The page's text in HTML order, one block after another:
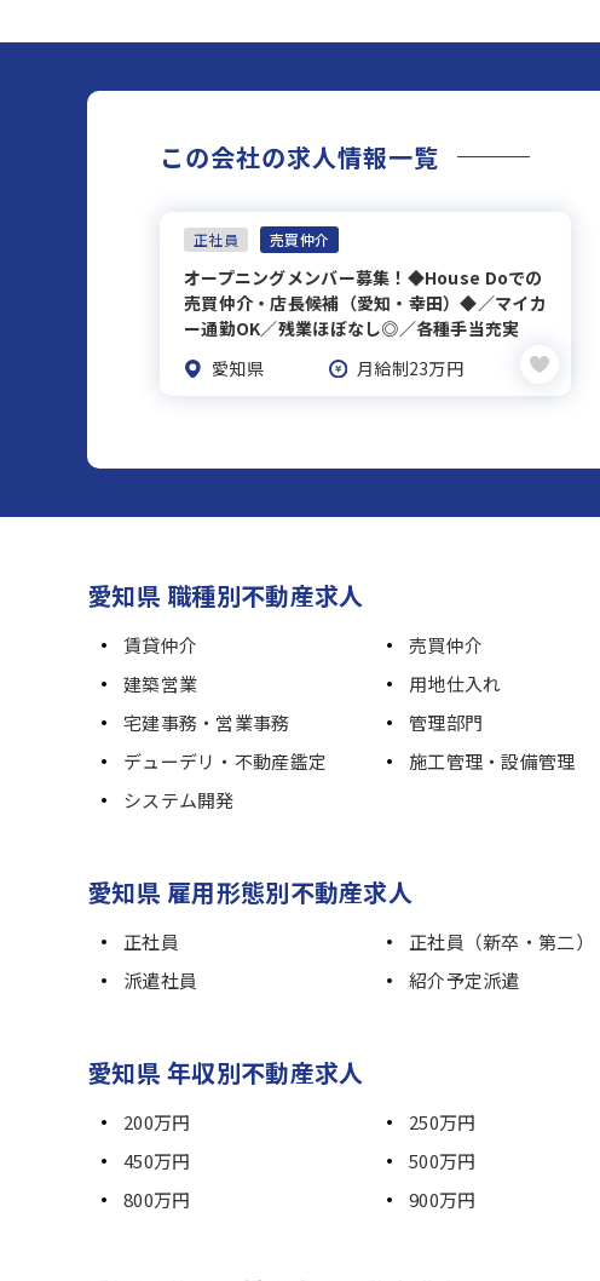
この会社の求人情報一覧
正社員 売買仲介
オープニングメンバー募集！◆House Doでの
売買仲介・店長候補（愛知・幸田）◆／マイカ
ー通勤OK／残業ほぼなし◎／各種手当充実
愛知県
月給制23万円
愛知県 職種別不動産求人
賃貸仲介 売買仲介
建築営業
用地仕入れ
宅建事務・営業事務
管理部門
デューデリ・不動産鑑定
施工管理・設備管理
システム開発
愛知県 雇用形態別不動産求人
正社員 正社員（新卒・第二）
派遣社員
紹介予定派遣
愛知県 年収別不動産求人
200万円 250万円
450万円
500万円
800万円
900万円